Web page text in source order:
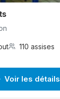
110 assises
Voir les détails